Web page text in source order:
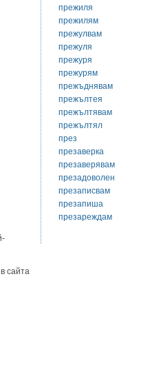
в сайта
прежиля
прежилям
прежулвам
прежуля
прежуря
прежурям
прежъднявам
прежълтея
прежълтявам
прежълтял
през
презаверка
презаверявам
презадоволен
презаписвам
презапиша
презареждам